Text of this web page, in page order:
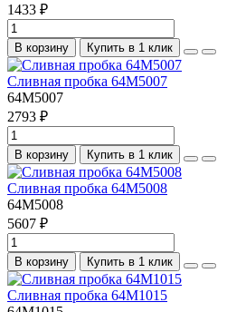
1433 ₽
В корзину Купить в 1 клик
Сливная пробка 64M5007
64M5007
2793 ₽
В корзину Купить в 1 клик
Сливная пробка 64M5008
64M5008
5607 ₽
В корзину Купить в 1 клик
Сливная пробка 64M1015